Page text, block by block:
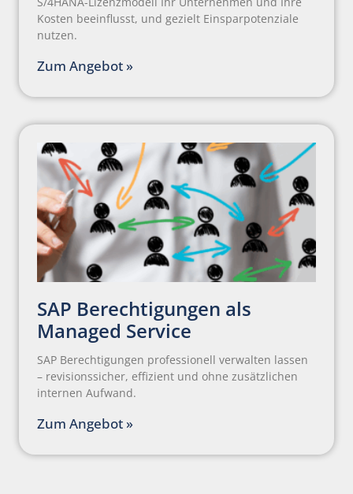
Kosten beeinflusst, und gezielt Einsparpotenziale
nutzen.
Zum Angebot »
SAP Berechtigungen als
Managed Service
SAP Berechtigungen professionell verwalten lassen
– revisionssicher, effizient und ohne zusätzlichen
internen Aufwand.
Zum Angebot »